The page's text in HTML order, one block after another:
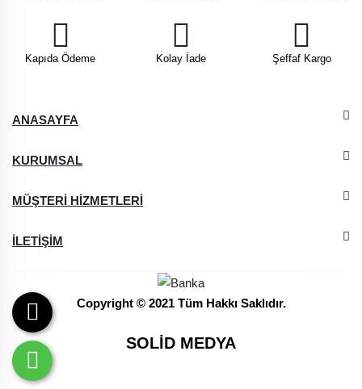
Kapıda Ödeme Kolay İade Şeffaf Kargo
ANASAYFA
KURUMSAL
MÜŞTERİ HİZMETLERİ
İLETİŞİM
Copyright © 2021 Tüm Hakkı Saklıdır.
SOLİD MEDYA